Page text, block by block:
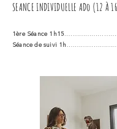
SEANCE INDIVIDUELLE ADo (12 À
1ère Séance 1h15
Séance de suivi 1h